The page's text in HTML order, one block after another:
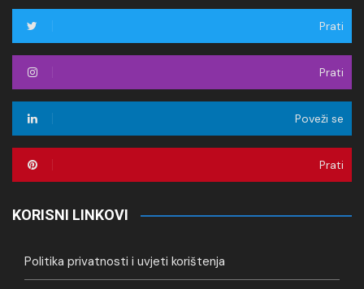
Prati
Prati
Poveži se
Prati
KORISNI LINKOVI
Politika privatnosti i uvjeti korištenja